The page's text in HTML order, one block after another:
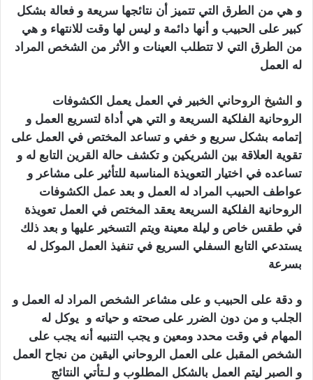
و هي من الطرق التي تتميز أن نتائجها سريعة و فعالة بشكل
كبير على الحبيب و أنها دائمة و ليس لها وقت للانتهاء و هي
من الطرق التي لا تتطلب العينات و الأثر من الشخص المراد
له العمل
و الشيخ الروحاني لخبير في العمل يعمل الكشوفات
الروحانية الفلكية السريعة و التي هي أداة لتسريع العمل و
إتمامه بشكل سريع و خفي و تساعد المختص في العمل على
تقوية العلاقة بين الشريكين و تكشف حالة القرين التابع له و
تساعده في اختيار التعويذة المناسبة للتأثير على مشاعر و
عواطف الحبيب المراد له العمل و بعد عمل الكشوفات
الروحانية الفلكية السريعة يعقد المختص في العمل تعويذة
في طقس خاص و ليلة معينة ويتم التسخير عليها و بعد ذلك
يستدعي التابع السفلي السريع في تنفيذ العمل الموكل له
بسرعة
و دقة على الحبيب و على مشاعر الشخص المراد له العمل و
الجلب و من دون الضرر على صحته و حياته و يوكل له
المهام في وقت محدد ومعين و يجب التنبيه أنه يجب على
الشخص المقبل على العمل الروحاني اليقين من نجاح العمل
و الصبر ليتم العمل بالشكل المطلوب و لـتأتي النتائج